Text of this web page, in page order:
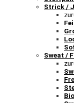
Strick /
Sweat /